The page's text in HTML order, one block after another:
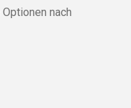
nach